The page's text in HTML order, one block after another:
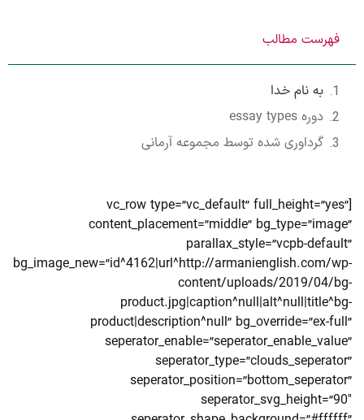
فهرست مطالب
به نام خدا
دوره essay types
گرداوری شده توسط مجموعه آرمانی
[vc_row type=”vc_default” full_height=”yes”
content_placement=”middle” bg_type=”image”
parallax_style=”vcpb-default”
bg_image_new=”id^4162|url^http://armanienglish.com/wp-
content/uploads/2019/04/bg-
product.jpg|caption^null|alt^null|title^bg-
product|description^null” bg_override=”ex-full”
seperator_enable=”seperator_enable_value”
seperator_type=”clouds_seperator”
seperator_position=”bottom_seperator”
seperator_svg_height=”90″